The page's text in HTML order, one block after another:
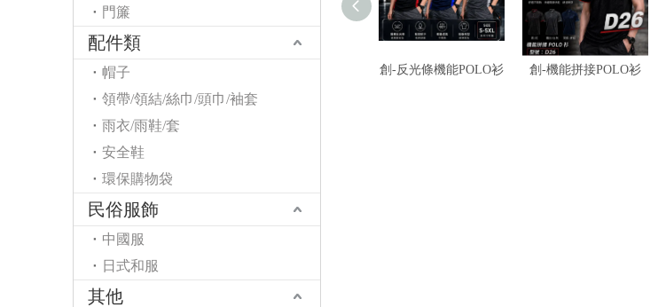
門簾
配件類
帽子
領帶/領結/絲巾/頭巾/袖套
雨衣/雨鞋/套
安全鞋
環保購物袋
民俗服飾
中國服
日式和服
其他
創-反光條機能POLO衫 創-機能拼接POLO衫